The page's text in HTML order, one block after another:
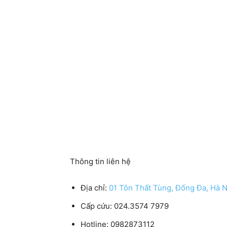
Thông tin liên hệ
Địa chỉ: 01 Tôn Thất Tùng, Đống Đa, Hà
Cấp cứu: 024.3574 7979
Hotline: 0982873112